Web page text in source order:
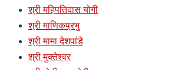
श्री महिपतिदास योगी
श्री माणिकप्रभु
श्री मामा देशपांडे
श्री मुक्तेश्वर